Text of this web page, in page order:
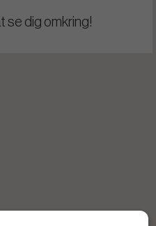
se dig omkring!